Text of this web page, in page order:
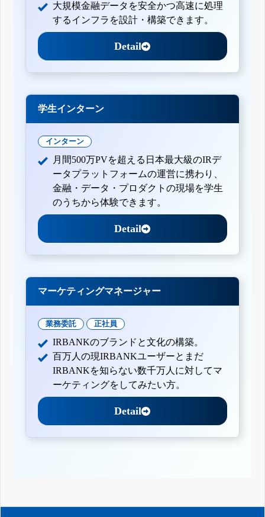
大規模金融データを安全かつ高速に処理
するインフラを設計・構築できます。
Detail
学生インターン
インターン
月間500万PVを超える日本最大級のIRデ
ータプラットフォームの運営に携わり、
金融・データ・プロダクトの現場を学生
のうちから体験できます。
Detail
マーケティングマネージャー
業務委託 正社員
IRBANKのブランドと文化の構築。
百万人の現IRBANKユーザーとまだ
IRBANKを知らない数千万人に対してマ
ーケティングをしてみたい方。
Detail